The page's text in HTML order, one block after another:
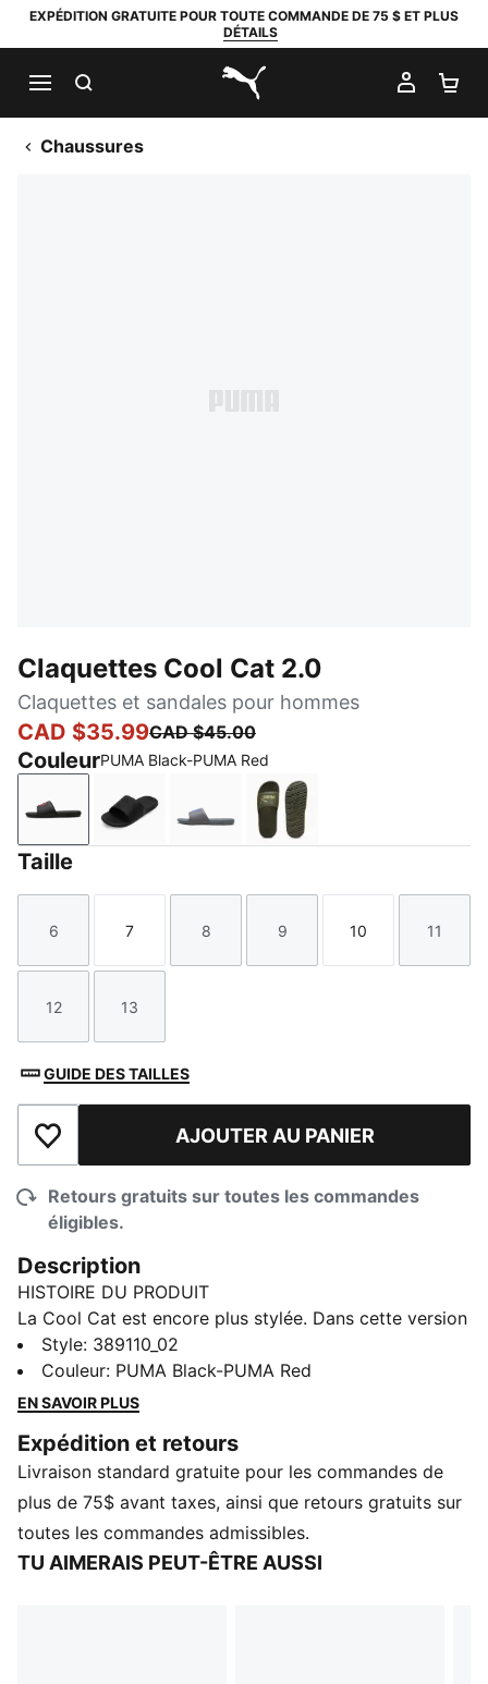
EXPÉDITION GRATUITE POUR TOUTE COMMANDE DE 75 $ ET PLUS
DÉTAILS
PUMA.com
MON
Chaussures
Claquettes Cool Cat 2.0
Claquettes et sandales pour hommes
CAD $35.99CAD $45.00
CouleurPUMA Black-PUMA Red
PUMA Black-PUMA Red
PUMA Black-PUMA Black
Charcoal Gray-Royal Sapphire
Loden Green-Calming
Taille
Taille
6
Taille
7
Taille
8
Taille
9
Taille
10
Taille
11
Taille
12
Taille
13
GUIDE DES TAILLES
Ajouter à la liste de souhaits
AJOUTER AU PANIER
Retours gratuits sur toutes les commandes
éligibles.
Description
HISTOIRE DU PRODUIT
La Cool Cat est encore plus stylée. Dans cette version
2.0, nous avons repensé la semelle intérieure et ajouté
une semelle extérieure et une bride encore plus
réactives, le tout conçu pour un confort optimal.
Tige en cuir synthétique
Modèle à enfiler
Semelle intermédiaire en IMEVA
Semelle extérieure en IMEVA
Logo PUMA n° 1 en relief sur la bride
Style: 389110_02
Couleur: PUMA Black-PUMA Red
EN SAVOIR PLUS
Expédition et retours
Livraison standard gratuite pour les commandes de
plus de 75$ avant taxes, ainsi que retours gratuits sur
toutes les commandes admissibles.
TU AIMERAIS PEUT-ÊTRE AUSSI